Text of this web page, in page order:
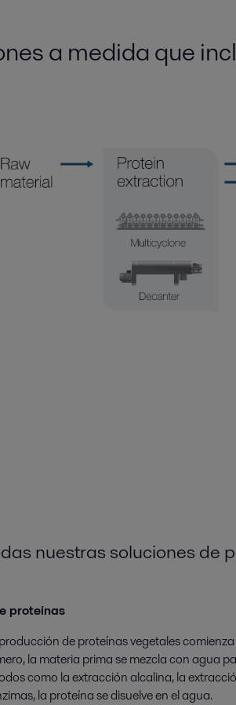
a medida que
nuestras soluciones de
proteínas
de proteínas vegetales
la materia prima se mezcla con agua
como la extracción alcalina, la
la proteína se disuelve en el agua.